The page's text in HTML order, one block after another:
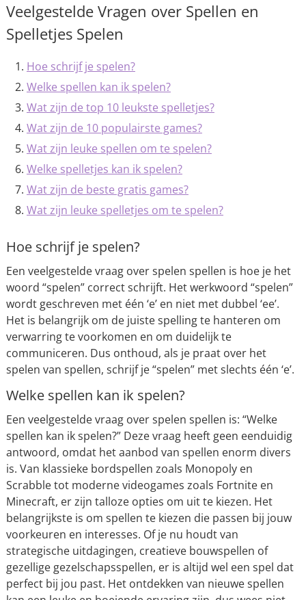
Veelgestelde Vragen over Spellen en
Spelletjes Spelen
Hoe schrijf je spelen?
Welke spellen kan ik spelen?
Wat zijn de top 10 leukste spelletjes?
Wat zijn de 10 populairste games?
Wat zijn leuke spellen om te spelen?
Welke spelletjes kan ik spelen?
Wat zijn de beste gratis games?
Wat zijn leuke spelletjes om te spelen?
Hoe schrijf je spelen?
Een veelgestelde vraag over spelen spellen is hoe je het
woord “spelen” correct schrijft. Het werkwoord “spelen”
wordt geschreven met één ‘e’ en niet met dubbel ‘ee’.
Het is belangrijk om de juiste spelling te hanteren om
verwarring te voorkomen en om duidelijk te
communiceren. Dus onthoud, als je praat over het
spelen van spellen, schrijf je “spelen” met slechts één ‘e’.
Welke spellen kan ik spelen?
Een veelgestelde vraag over spelen spellen is: “Welke
spellen kan ik spelen?” Deze vraag heeft geen eenduidig
antwoord, omdat het aanbod van spellen enorm divers
is. Van klassieke bordspellen zoals Monopoly en
Scrabble tot moderne videogames zoals Fortnite en
Minecraft, er zijn talloze opties om uit te kiezen. Het
belangrijkste is om spellen te kiezen die passen bij jouw
voorkeuren en interesses. Of je nu houdt van
strategische uitdagingen, creatieve bouwspellen of
gezellige gezelschapsspellen, er is altijd wel een spel dat
perfect bij jou past. Het ontdekken van nieuwe spellen